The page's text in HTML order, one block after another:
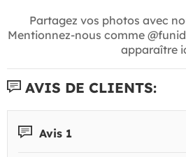
Partagez vos photos avec
Mentionnez-nous comme
apparaître
AVIS DE CLIENTS:
Avis 1